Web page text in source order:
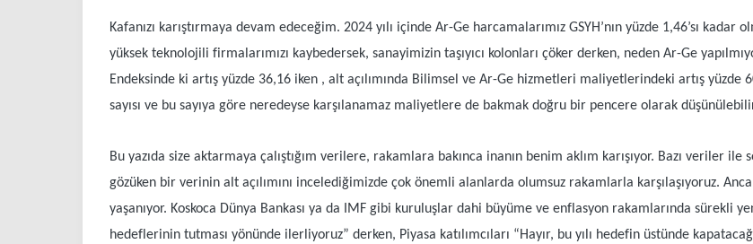
Kafanızı karıştırmaya devam edeceğim. 2024 yılı içinde Ar-Ge harcamalarımız GSYH’nın yüzde 1,46’sı kadar
yüksek teknolojili firmalarımızı kaybedersek, sanayimizin taşıyıcı kolonları çöker derken, neden Ar-Ge
Endeksinde ki artış yüzde 36,16 iken , alt açılımında Bilimsel ve Ar-Ge hizmetleri maliyetlerindeki artış yüzde
sayısı ve bu sayıya göre neredeyse karşılanamaz maliyetlere de bakmak doğru bir pencere olarak
Bu yazıda size aktarmaya çalıştığım verilere, rakamlara bakınca inanın benim aklım karışıyor. Bazı veriler
gözüken bir verinin alt açılımını incelediğimizde çok önemli alanlarda olumsuz rakamlarla karşılaşıyoruz.
yaşanıyor. Koskoca Dünya Bankası ya da IMF gibi kuruluşlar dahi büyüme ve enflasyon rakamlarında sürekli
hedeflerinin tutması yönünde ilerliyoruz” derken, Piyasa katılımcıları “Hayır, bu yılı hedefin üstünde